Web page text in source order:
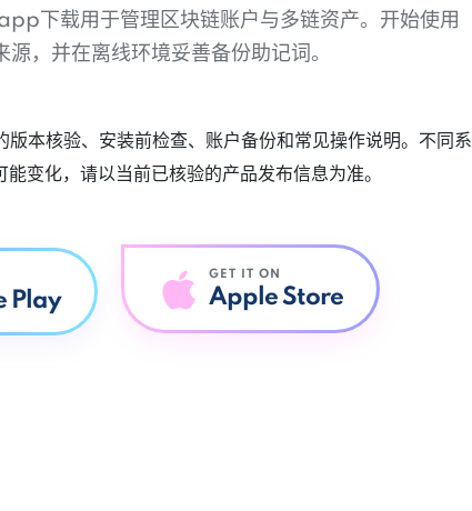
下载用于管理区块链账户与多链资产。开始使用
，并在离线环境妥善备份助记词。
本核验、安装前检查、账户备份和常见操作说明。不同系
变化，请以当前已核验的产品发布信息为准。
Play
GET IT ON
Apple Store